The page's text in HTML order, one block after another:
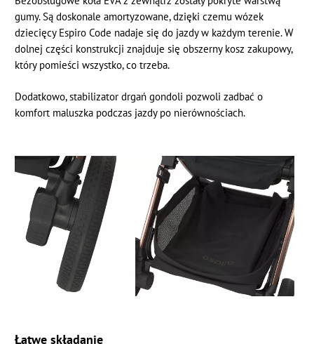
gumy. Są doskonale amortyzowane, dzięki czemu wózek
dziecięcy Espiro Code nadaje się do jazdy w każdym terenie. W
dolnej części konstrukcji znajduje się obszerny kosz zakupowy,
który pomieści wszystko, co trzeba.
Dodatkowo, stabilizator drgań gondoli pozwoli zadbać o
komfort maluszka podczas jazdy po nierównościach.
Łatwe składanie